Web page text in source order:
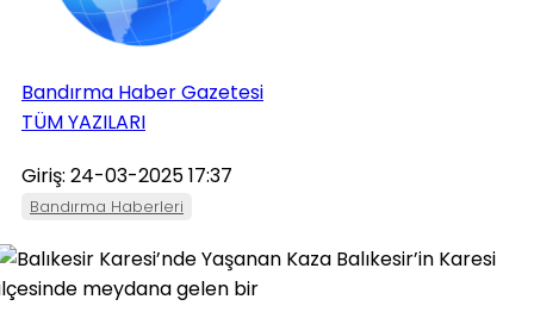
Bandırma Haber Gazetesi
TÜM YAZILARI
Giriş: 24-03-2025 17:37
Bandırma Haberleri